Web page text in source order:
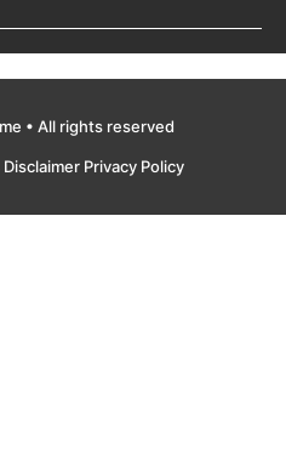
• All rights reserved
Disclaimer Privacy Policy